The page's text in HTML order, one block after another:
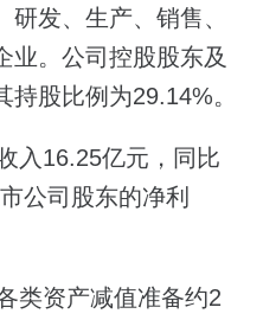
发、生产、销售、
业。公司控股股东及
股比例为29.14%。
入16.25亿元，同比
公司股东的净利
类资产减值准备约2